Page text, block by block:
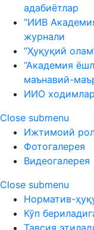
адабиётлар
“ИИВ
журнали
“Ҳуқуқий
“Академия
маънавий-
ИИО
Close submenu
Ижтимоий
Фотогалерея
Видеогалерея
Close submenu
Норматив-
Кўп
Тавсия